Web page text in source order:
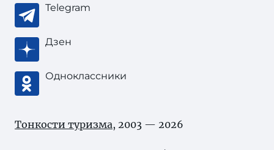
Telegram
Дзен
Одноклассники
Тонкости туризма, 2003 — 2026